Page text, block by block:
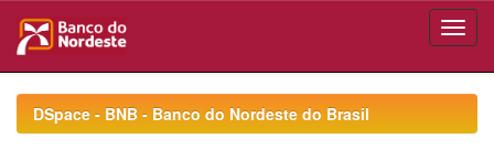
navigationDSpace - BNB - Banco do Nordeste do Brasil